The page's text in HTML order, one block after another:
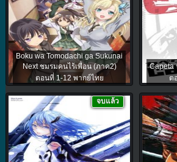
Boku wa Tomodachi ga Sukunai
Next ชมรมคนไร้เพื่อน (ภาค2)
ตอนที่ 1-12 พากย์ไทย
Capeta
ต
จบแล้ว